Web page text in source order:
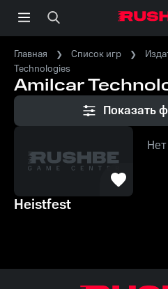
Главная Список игр
Technologies
Amilcar
Показать
Heistfest